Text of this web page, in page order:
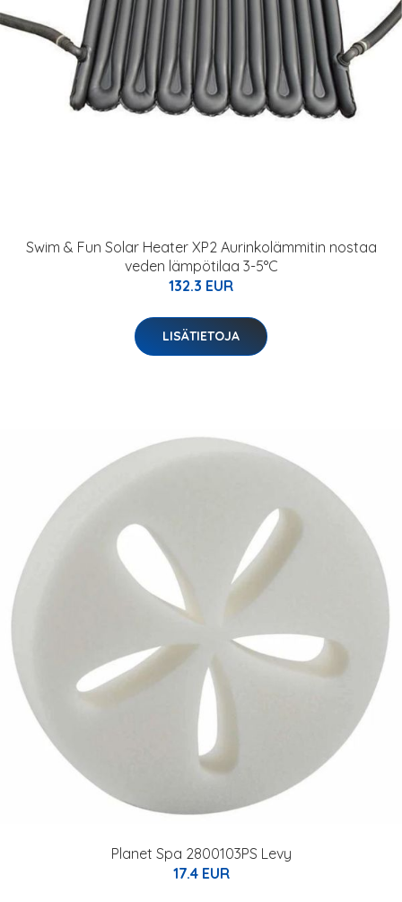
Swim & Fun Solar Heater XP2 Aurinkolämmitin nostaa
veden lämpötilaa 3-5°C
132.3 EUR
LISÄTIETOJA
Planet Spa 2800103PS Levy
17.4 EUR